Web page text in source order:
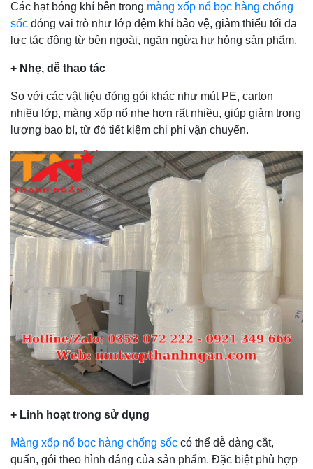
Các hạt bóng khí bên trong màng xốp nổ bọc hàng chống
sốc đóng vai trò như lớp đệm khí bảo vệ, giảm thiểu tối đa
lực tác động từ bên ngoài, ngăn ngừa hư hỏng sản phẩm.
+ Nhẹ, dễ thao tác
So với các vật liệu đóng gói khác như mút PE, carton
nhiều lớp, màng xốp nổ nhẹ hơn rất nhiều, giúp giảm trọng
lượng bao bì, từ đó tiết kiệm chi phí vận chuyển.
+ Linh hoạt trong sử dụng
Màng xốp nổ bọc hàng chống sốc có thể dễ dàng cắt,
quấn, gói theo hình dáng của sản phẩm. Đặc biệt phù hợp